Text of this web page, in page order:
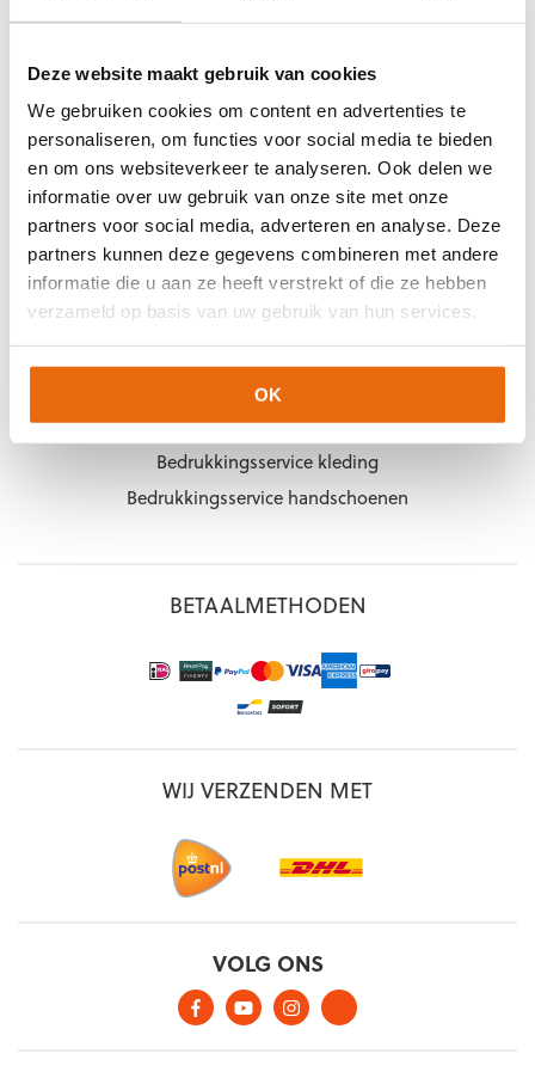
Deze website maakt gebruik van cookies
We gebruiken cookies om content en advertenties te
personaliseren, om functies voor social media te bieden
en om ons websiteverkeer te analyseren. Ook delen we
informatie over uw gebruik van onze site met onze
partners voor social media, adverteren en analyse. Deze
partners kunnen deze gegevens combineren met andere
informatie die u aan ze heeft verstrekt of die ze hebben
verzameld op basis van uw gebruik van hun services.
OK
Over ons
Over Arjan Heerland
Vacatures
Blogs
Contact
PRODUCTINFORMATIE
Handschoenenkeuze
Matentabel keepershandschoenen
Matentabel keeperskleding
Bedrukkingsservice kleding
Bedrukkingsservice handschoenen
BETAALMETHODEN
WIJ VERZENDEN MET